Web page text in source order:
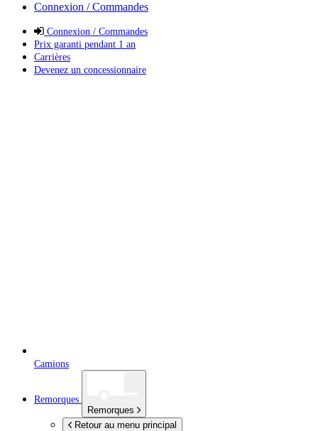
Connexion / Commandes
Connexion / Commandes
Prix garanti pendant 1 an
Carrières
Devenez un concessionnaire
Camions
Remorques
Remorques
Retour au menu principal